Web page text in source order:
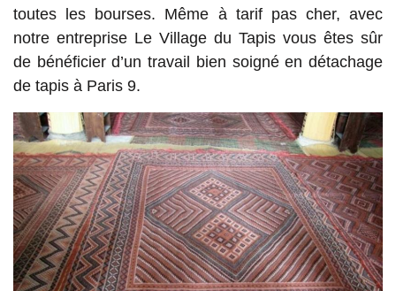
toutes les bourses. Même à tarif pas cher, avec
notre entreprise Le Village du Tapis vous êtes sûr
de bénéficier d’un travail bien soigné en détachage
de tapis à Paris 9.